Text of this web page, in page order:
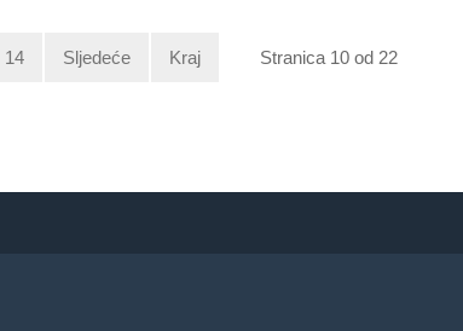
Stranica 10 od 22
14 Sljedeće Kraj